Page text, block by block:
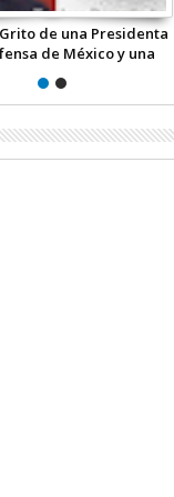
muertes relacionadas
fiscal *
A TIEMPO